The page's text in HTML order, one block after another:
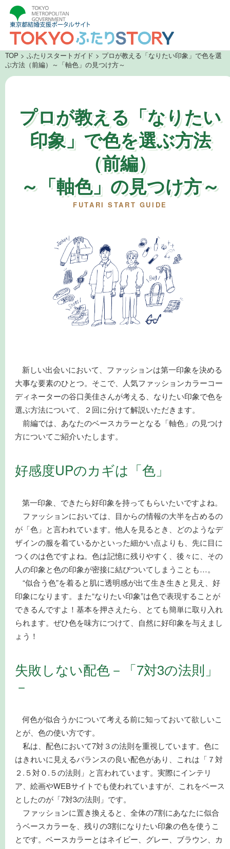
TOP > ふたりスタートガイド > プロが教える「なりたい印象」で色を選
ぶ方法（前編）～「軸色」の見つけ方～
プロが教える「なりたい
印象」で色を選ぶ方法
（前編）
～「軸色」の見つけ方～
FUTARI START GUIDE
新しい出会いにおいて、ファッションは第一印象を決める
大事な要素のひとつ。そこで、人気ファッションカラーコー
ディネーターの谷口美佳さんが考える、なりたい印象で色を
選ぶ方法について、２回に分けて解説いただきます。
前編では、あなたのベースカラーとなる「軸色」の見つけ
方についてご紹介いたします。
好感度UPのカギは「色」
第一印象、できたら好印象を持ってもらいたいですよね。
ファッションにおいては、目からの情報の大半を占めるの
が「色」と言われています。他人を見るとき、どのようなデ
ザインの服を着ているかといった細かい点よりも、先に目に
つくのは色ですよね。色は記憶に残りやすく、後々に、その
人の印象と色の印象が密接に結びついてしまうことも…。
“似合う色”を着ると肌に透明感が出て生き生きと見え、好
印象になります。また“なりたい印象”は色で表現することが
できるんですよ！基本を押さえたら、とても簡単に取り入れ
られます。ぜひ色を味方につけて、自然に好印象を与えまし
ょう！
失敗しない配色－「7対3の法則」
－
何色が似合うかについて考える前に知っておいて欲しいこ
とが、色の使い方です。
私は、配色において7対３の法則を重視しています。色に
はきれいに見えるバランスの良い配色があり、これは「７対
２.５対０.５の法則」と言われています。実際にインテリ
ア、絵画やWEBサイトでも使われていますが、これをベース
としたのが「7対3の法則」です。
ファッションに置き換えると、全体の7割にあなたに似合
うベースカラーを、残りの3割になりたい印象の色を使うこ
とです。ベースカラーとはネイビー、グレー、ブラウン、カ